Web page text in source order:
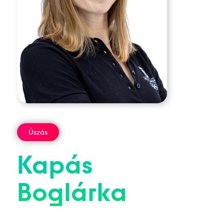
Úszás
Kapás
Boglárka